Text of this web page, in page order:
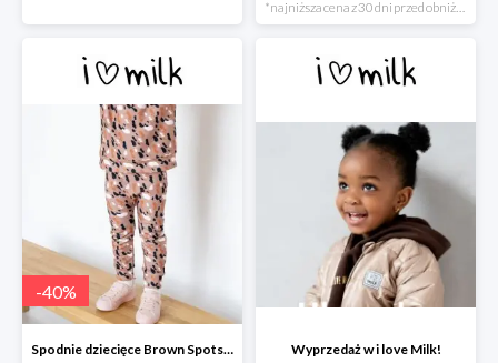
*najniższa cena z 30 dni przed obniżką
-40%
Spodnie dziecięce Brown Spots print Wyprzedaż w i love Milk!